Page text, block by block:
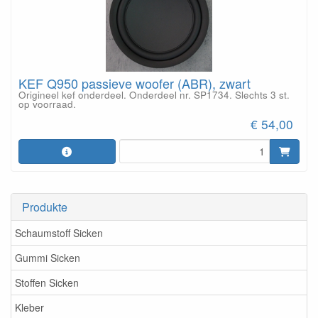
Produkte
Schaumstoff Sicken
Gummi Sicken
Stoffen Sicken
Kleber
KEF Q950 passieve woofer (ABR), zwart
Origineel kef onderdeel. Onderdeel nr. SP1734. Slechts 3 st.
op voorraad.
€ 54,00